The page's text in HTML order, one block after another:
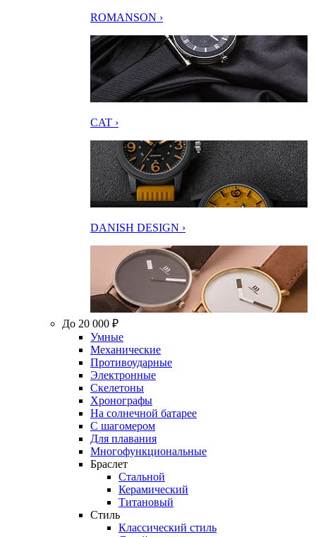
ROMANSON ›
CAT ›
DANISH DESIGN ›
До 20 000 ₽
Умные
Механические
Противоударные
Электронные
Скелетоны
Хронографы
На солнечной батарее
С шагомером
Для плавания
Многофункциональные
Браслет
Стальной
Керамический
Титановый
Стиль
Классический стиль